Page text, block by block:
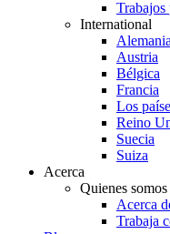
Trabajos
International
Alemania
Austria
Bélgica
Francia
Los
Reino
Suecia
Suiza
Acerca
Quienes somos
Acerca
Trabaja